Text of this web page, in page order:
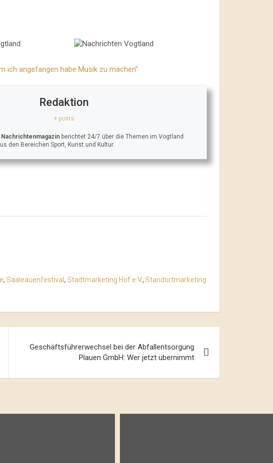
ich angefangen habe Musik zu machen”
Redaktion
+ posts
Nachrichtenmagazin berichtet 24/7 über die Themen im Vogtland
den Bereichen Sport, Kunst und Kultur.
, Saaleauenfestival, Stadtmarketing Hof e.V., Standortmarketing
Geschäftsführerwechsel bei der Abfallentsorgung
Plauen GmbH: Wer jetzt übernimmt